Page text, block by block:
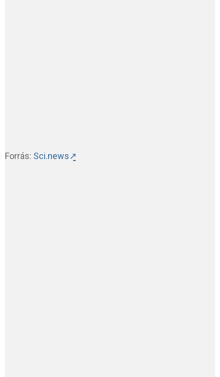
Forrás: Sci.news↗̱